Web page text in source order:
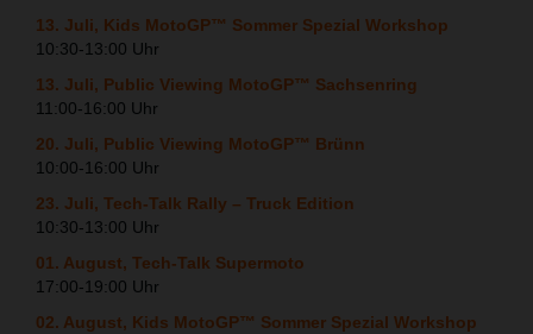
13. Juli, Kids MotoGP™ Sommer Spezial Workshop
10:30-13:00 Uhr
13. Juli, Public Viewing MotoGP™ Sachsenring
11:00-16:00 Uhr
20. Juli, Public Viewing MotoGP™ Brünn
10:00-16:00 Uhr
23. Juli, Tech-Talk Rally – Truck Edition
10:30-13:00 Uhr
01. August, Tech-Talk Supermoto
17:00-19:00 Uhr
02. August, Kids MotoGP™ Sommer Spezial Workshop